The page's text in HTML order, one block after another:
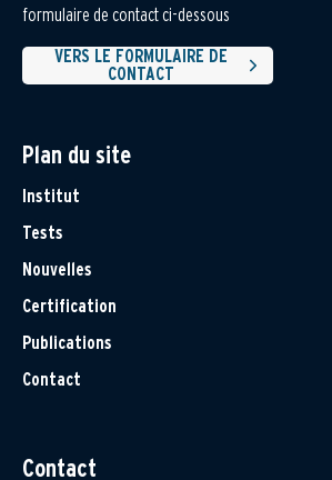
formulaire de contact ci-dessous
VERS LE FORMULAIRE DE
CONTACT
Plan du site
Institut
Tests
Nouvelles
Certification
Publications
Contact
Contact